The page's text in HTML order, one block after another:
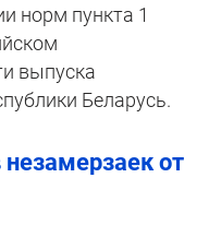
норм пункта 1
выпуска
Беларусь.
от